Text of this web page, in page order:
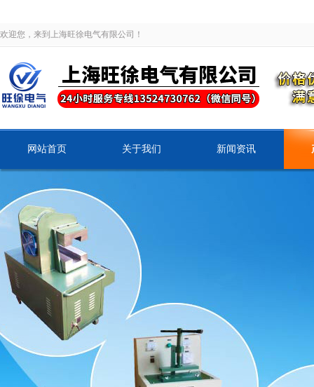
欢迎您，来到上海旺徐电气有限公司！
网站首页 关于我们 新闻资讯